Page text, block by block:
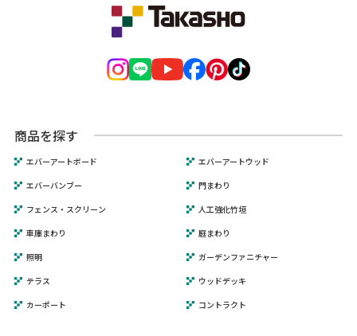
商品を探す
エバーアートボード
エバーアートウッド
エバーバンブー
門まわり
フェンス・スクリーン
人工強化竹垣
車庫まわり
庭まわり
照明
ガーデンファニチャー
テラス
ウッドデッキ
カーポート
コントラクト